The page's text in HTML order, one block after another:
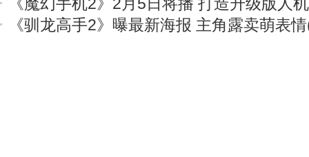
《驯龙高手2》曝最新海报 主角露卖萌表